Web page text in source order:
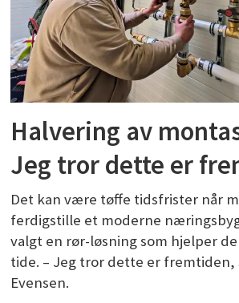
Halvering av
Jeg tror dette er
Det kan være tøffe tidsfrister når
ferdigstille et moderne
valgt en rør-løsning som hjelper
tide. – Jeg tror dette er fremtiden,
Evensen.